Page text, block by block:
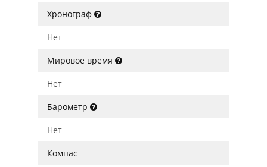
Хронограф
Нет
Мировое время
Нет
Барометр
Нет
Компас